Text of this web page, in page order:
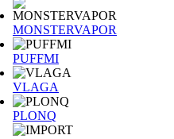
MONSTERVAPOR
PUFFMI
VLAGA
PLONQ